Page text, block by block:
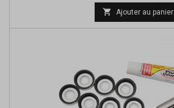
base
 Ajouter au panier